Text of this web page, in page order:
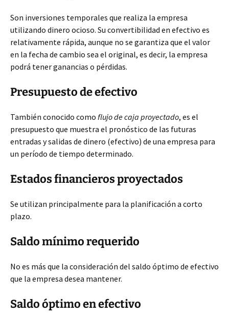
Son inversiones temporales que realiza la empresa
utilizando dinero ocioso. Su convertibilidad en efectivo es
relativamente rápida, aunque no se garantiza que el valor
en la fecha de cambio sea el original, es decir, la empresa
podrá tener ganancias o pérdidas.
Presupuesto de efectivo
También conocido como flujo de caja proyectado, es el
presupuesto que muestra el pronóstico de las futuras
entradas y salidas de dinero (efectivo) de una empresa para
un período de tiempo determinado.
Estados financieros proyectados
Se utilizan principalmente para la planificación a corto
plazo.
Saldo mínimo requerido
No es más que la consideración del saldo óptimo de efectivo
que la empresa desea mantener.
Saldo óptimo en efectivo